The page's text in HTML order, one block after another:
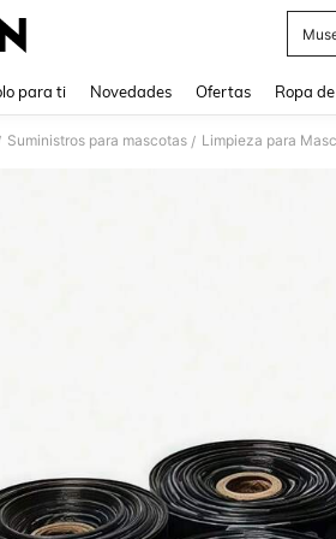
para ti Novedades Ofertas Ropa
Suministros para mascotas / Limpieza para